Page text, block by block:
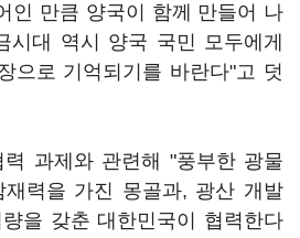
인 만큼 양국이 함께 만들어 나
시대 역시 양국 국민 모두에게
으로 기억되기를 바란다"고 덧
과제와 관련해 "풍부한 광물
력을 가진 몽골과, 광산 개발
을 갖춘 대한민국이 협력한다